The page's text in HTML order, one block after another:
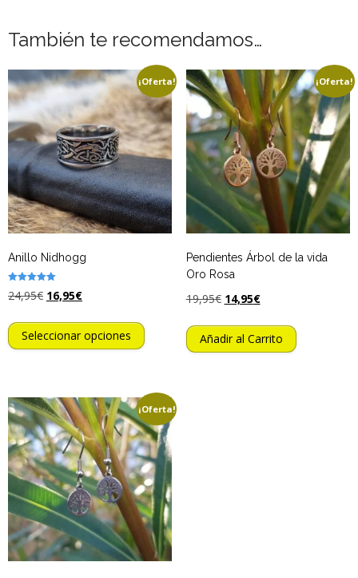
También te recomendamos…
¡Oferta!
Anillo Nidhogg
con
24,95€ 16,95€
Seleccionar opciones
¡Oferta!
Pendientes Árbol de la vida
Oro Rosa
19,95€ 14,95€
Añadir al Carrito
¡Oferta!